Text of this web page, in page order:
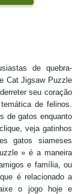
de quebra-
Cat Jigsaw Puzzle
seu coração
de felinos.
de gatos enquanto
veja gatinhos
gatos siameses
» é a maneira
e família, ou
é relacionado a
o jogo hoje e